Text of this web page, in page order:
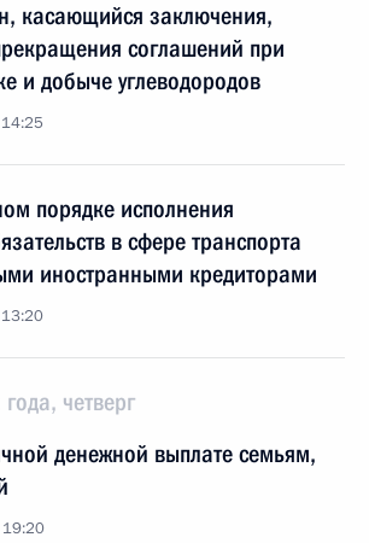
касающийся заключения,
соглашений при
и добыче углеводородов
порядке исполнения
в сфере транспорта
иностранными кредиторами
13:20
четверг
денежной выплате семьям,
19:20